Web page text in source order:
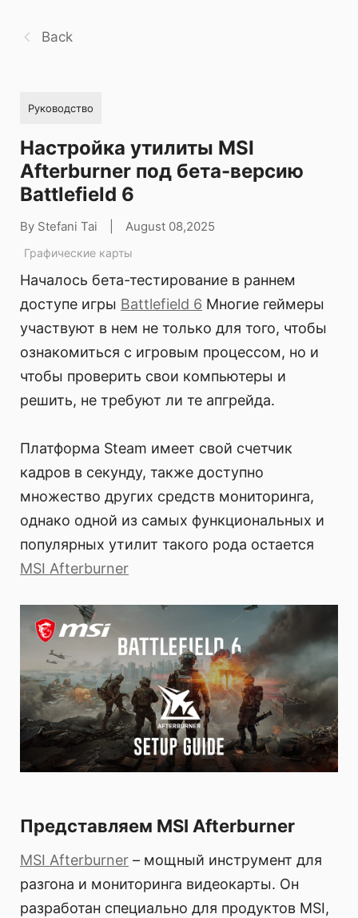
Back
Руководство
Настройка утилиты MSI
Afterburner под бета-версию
Battlefield 6
By Stefani Tai August 08,2025
Графические карты
Началось бета-тестирование в раннем
доступе игры Battlefield 6 Многие геймеры
участвуют в нем не только для того, чтобы
ознакомиться с игровым процессом, но и
чтобы проверить свои компьютеры и
решить, не требуют ли те апгрейда.
Платформа Steam имеет свой счетчик
кадров в секунду, также доступно
множество других средств мониторинга,
однако одной из самых функциональных и
популярных утилит такого рода остается
MSI Afterburner
Представляем MSI Afterburner
MSI Afterburner – мощный инструмент для
разгона и мониторинга видеокарты. Он
разработан специально для продуктов MSI,